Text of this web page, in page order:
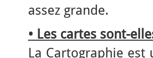
assez grande.
• Les cartes sont-
La Cartographie